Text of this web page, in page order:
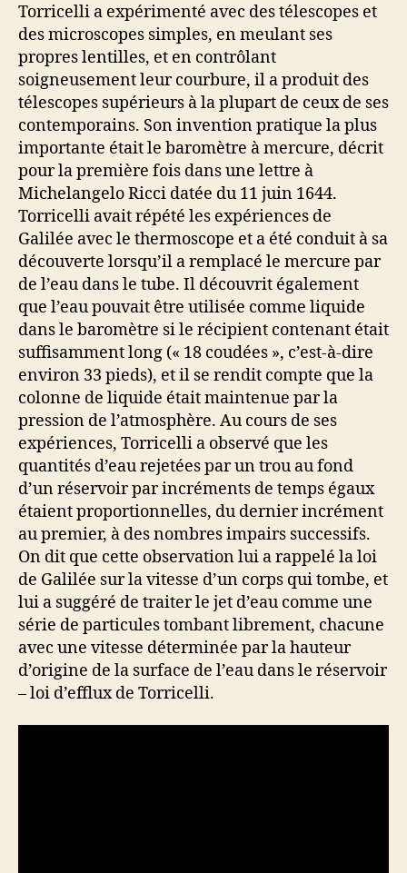
Torricelli a expérimenté avec des télescopes et
des microscopes simples, en meulant ses
propres lentilles, et en contrôlant
soigneusement leur courbure, il a produit des
télescopes supérieurs à la plupart de ceux de ses
contemporains. Son invention pratique la plus
importante était le baromètre à mercure, décrit
pour la première fois dans une lettre à
Michelangelo Ricci datée du 11 juin 1644.
Torricelli avait répété les expériences de
Galilée avec le thermoscope et a été conduit à sa
découverte lorsqu’il a remplacé le mercure par
de l’eau dans le tube. Il découvrit également
que l’eau pouvait être utilisée comme liquide
dans le baromètre si le récipient contenant était
suffisamment long (« 18 coudées », c’est-à-dire
environ 33 pieds), et il se rendit compte que la
colonne de liquide était maintenue par la
pression de l’atmosphère. Au cours de ses
expériences, Torricelli a observé que les
quantités d’eau rejetées par un trou au fond
d’un réservoir par incréments de temps égaux
étaient proportionnelles, du dernier incrément
au premier, à des nombres impairs successifs.
On dit que cette observation lui a rappelé la loi
de Galilée sur la vitesse d’un corps qui tombe, et
lui a suggéré de traiter le jet d’eau comme une
série de particules tombant librement, chacune
avec une vitesse déterminée par la hauteur
d’origine de la surface de l’eau dans le réservoir
– loi d’efflux de Torricelli.